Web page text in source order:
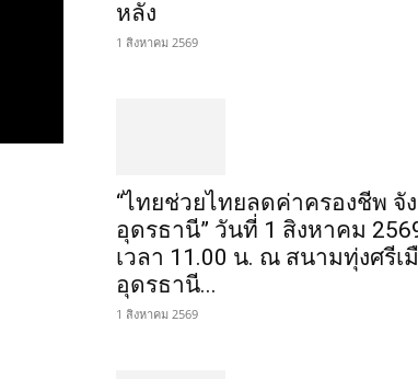
หลัง
1 สิงหาคม 2569
“ไทยช่วยไทยลดค่าครองชีพ จั
อุดรธานี” วันที่ 1 สิงหาคม
เวลา 11.00 น. ณ สนามทุ่งศรีเ
อุดรธานี...
1 สิงหาคม 2569